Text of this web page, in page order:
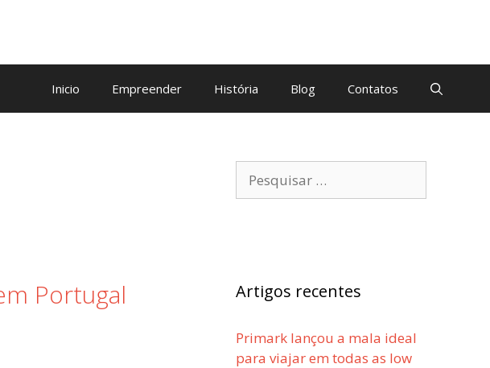
Inicio Empreender História Blog Contatos
Portugal
por:
Artigos recentes
Primark lançou a mala ideal
para viajar em todas as low